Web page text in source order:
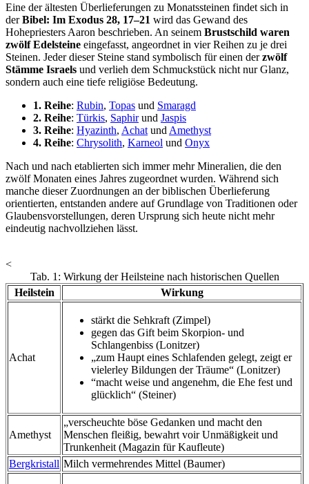
Eine der ältesten Überlieferungen zu Monatssteinen findet sich in
derBibel: Im Exodus 28, 17–21 wird das Gewand des
Hohepriesters Aaron beschrieben. An seinem Brustschild waren
zwölf Edelsteine eingefasst, angeordnet in vier Reihen zu je drei
Steinen. Jeder dieser Steine stand symbolisch für einen derzwölf
Stämme Israels und verlieh dem Schmuckstück nicht nur Glanz,
sondern auch eine tiefe religiöse Bedeutung.
1. Reihe: Rubin, Topas und Smaragd
2. Reihe: Türkis, Saphirund Jaspis
3. Reihe: Hyazinth, Achat und Amethyst
4. Reihe: Chrysolith, Karneol und Onyx
Nach und nach etablierten sich immer mehr Mineralien, die den
zwölf Monaten eines Jahres zugeordnet wurden. Während sich
manche dieser Zuordnungen an der biblischen Überlieferung
orientierten, entstanden andere auf Grundlage von Traditionen oder
Glaubensvorstellungen, deren Ursprung sich heute nicht mehr
eindeutig nachvollziehen lässt.
<
Tab. 1: Wirkung der Heilsteine nach historischen Quellen
Heilstein
Wirkung
Achat
stärkt die Sehkraft (Zimpel)
gegen das Gift beim Skorpion- und
Schlangenbiss (Lonitzer)
„zum Haupt eines Schlafenden gelegt, zeigt er
vielerley Bildungen der Träume“ (Lonitzer)
“macht weise und angenehm, die Ehe fest und
glücklich“ (Steiner)
Amethyst
„verscheuchte böse Gedanken und macht den
Menschen fleißig, bewahrt voir Unmäßigkeit und
Trunkenheit (Magazin für Kaufleute)
Bergkristall Milch vermehrendes Mittel (Baumer)